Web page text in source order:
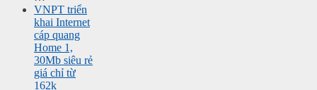
VNPT triển
khai Internet
cáp quang
Home 1,
30Mb siêu rẻ
giá chỉ từ
162k